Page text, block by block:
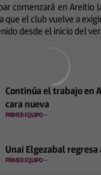
comenzará en Areitio
que el club vuelve a
desde el inicio del
Continúa el trabajo en
cara nueva
PRIMER EQUIPO
Unai Elgezabal regresa
PRIMER EQUIPO